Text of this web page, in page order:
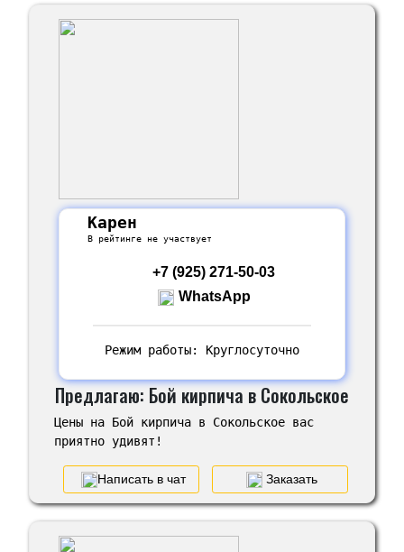
Карен
В рейтинге не участвует
+7 (925) 271-50-03
WhatsApp
Режим работы: Круглосуточно
Предлагаю: Бой кирпича в Сокольское
Цены на Бой кирпича в Сокольское вас
приятно удивят!
Написать в чат Заказать